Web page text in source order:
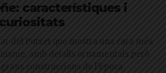
característiques i
curiositats
del Putxet que mostra una cara més
amb detalls ornamentals però
construccions de l’època